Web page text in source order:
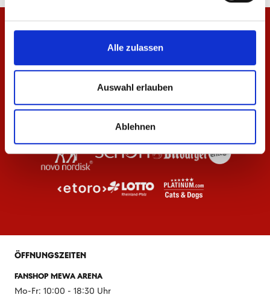
Alle zulassen
Auswahl erlauben
Ablehnen
ÖFFNUNGSZEITEN
FANSHOP MEWA ARENA
Mo-Fr: 10:00 - 18:30 Uhr